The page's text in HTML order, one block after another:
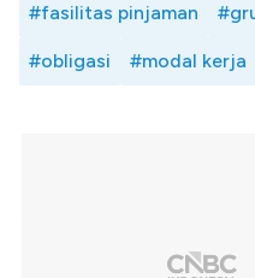
#fasilitas pinjaman
#obligasi #modal kerja